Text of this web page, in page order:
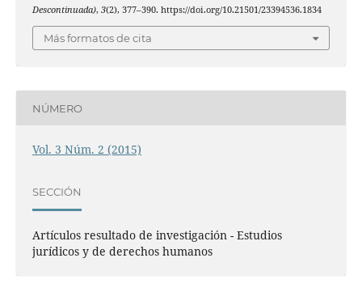
Descontinuada), 3(2), 377–390. https://doi.org/10.21501/23394536.1834
Más formatos de cita
NÚMERO
Vol. 3 Núm. 2 (2015)
SECCIÓN
Artículos resultado de investigación - Estudios
jurídicos y de derechos humanos